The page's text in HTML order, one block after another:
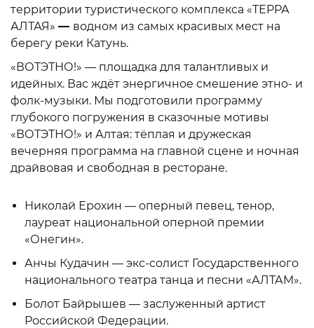
территории туристического комплекса «ТЕРРА
АЛТАЯ» — водном из самых красивых мест на
берегу реки Катунь.
«ВОТЭТНО!» — площадка для талантливых и
идейных. Вас ждёт энергичное смешение этно- и
фолк-музыки. Мы подготовили программу
глубокого погружения в сказочные мотивы
«ВОТЭТНО!» и Алтая: тёплая и дружеская
вечерняя программа на главной сцене и ночная
драйвовая и свободная в ресторане.
Николай Ерохин — оперный певец, тенор,
лауреат национальной оперной премии
«Онегин».
Анчы Кудачин — экс-солист Государственного
национального театра танца и песни «АЛТАМ».
Болот Байрышев — заслуженный артист
Российской Федерации.